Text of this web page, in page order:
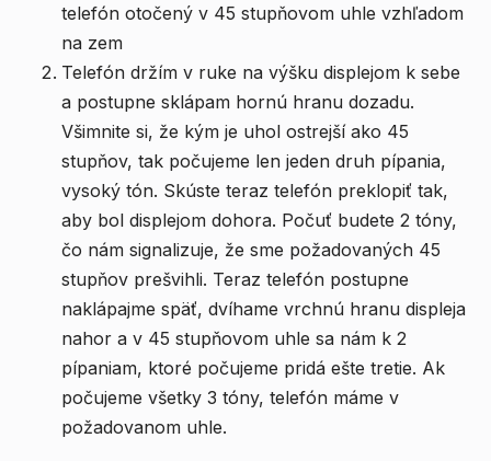
telefón otočený v 45 stupňovom uhle vzhľadom
na zem
Telefón držím v ruke na výšku displejom k sebe
a postupne sklápam hornú hranu dozadu.
Všimnite si, že kým je uhol ostrejší ako 45
stupňov, tak počujeme len jeden druh pípania,
vysoký tón. Skúste teraz telefón preklopiť tak,
aby bol displejom dohora. Počuť budete 2 tóny,
čo nám signalizuje, že sme požadovaných 45
stupňov prešvihli. Teraz telefón postupne
naklápajme späť, dvíhame vrchnú hranu displeja
nahor a v 45 stupňovom uhle sa nám k 2
pípaniam, ktoré počujeme pridá ešte tretie. Ak
počujeme všetky 3 tóny, telefón máme v
požadovanom uhle.